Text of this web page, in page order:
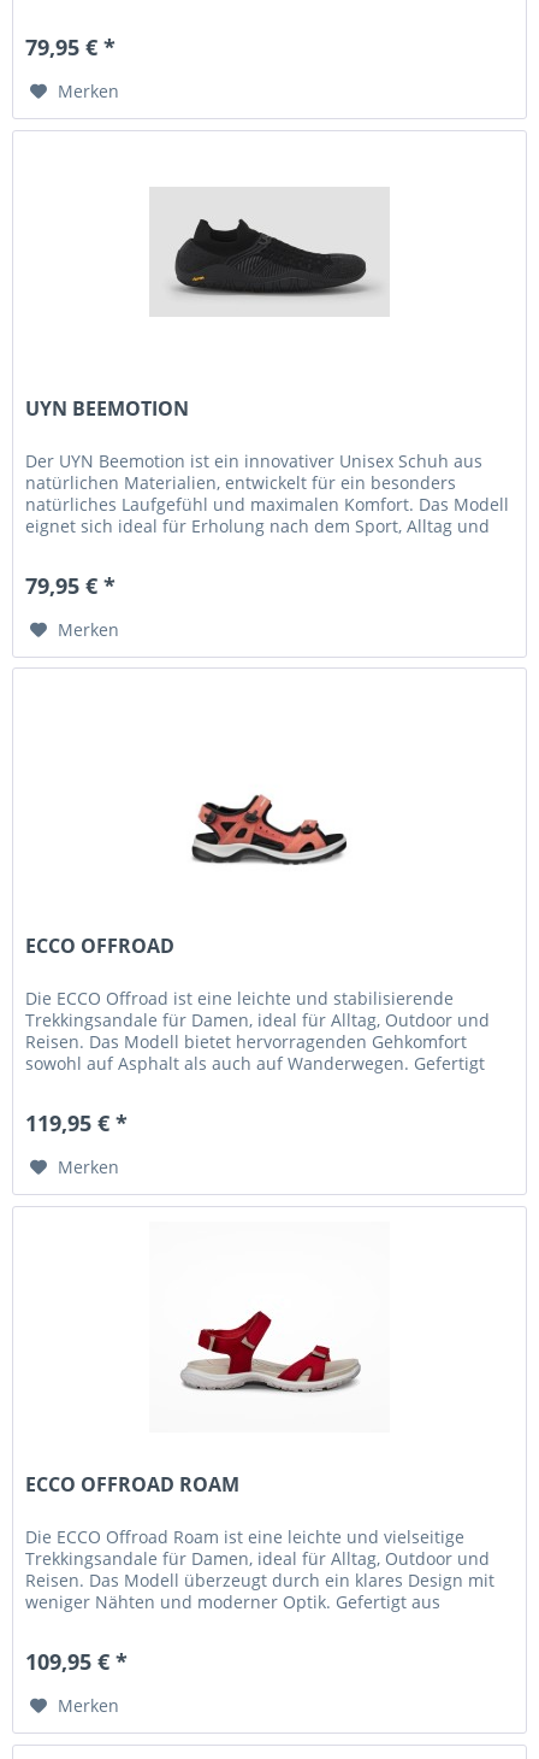
79,95 € *
Merken
UYN BEEMOTION
Der UYN Beemotion ist ein innovativer Unisex Schuh aus
natürlichen Materialien, entwickelt für ein besonders
natürliches Laufgefühl und maximalen Komfort. Das Modell
eignet sich ideal für Erholung nach dem Sport, Alltag und
79,95 € *
Merken
ECCO OFFROAD
Die ECCO Offroad ist eine leichte und stabilisierende
Trekkingsandale für Damen, ideal für Alltag, Outdoor und
Reisen. Das Modell bietet hervorragenden Gehkomfort
sowohl auf Asphalt als auch auf Wanderwegen. Gefertigt
119,95 € *
Merken
ECCO OFFROAD ROAM
Die ECCO Offroad Roam ist eine leichte und vielseitige
Trekkingsandale für Damen, ideal für Alltag, Outdoor und
Reisen. Das Modell überzeugt durch ein klares Design mit
weniger Nähten und moderner Optik. Gefertigt aus
109,95 € *
Merken